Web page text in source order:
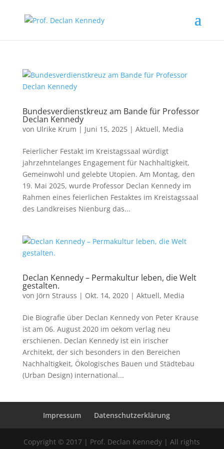
Bundesverdienstkreuz am Bande für Professor
Declan Kennedy
von Ulrike Krum | Juni 15, 2025| Aktuell, Media
Feierlicher Festakt im Kreistagssaal würdigt
jahrzehntelanges Engagement für Nachhaltigkeit,
Gemeinwohl und gelebte Utopien. Am Montag, den
19. Mai 2025, wurde Professor Declan Kennedy im
Rahmen eines feierlichen Festaktes im Kreistagssaal
des Landkreises Nienburg das...
Declan Kennedy – Permakultur leben, die Welt
gestalten.
von Jörn Strauss | Okt. 14, 2020| Aktuell, Media
Die Biografie über Declan Kennedy von Peter Krause
ist am 06. August 2020 im oekom verlag neu
erschienen. Declan Kennedy ist ein irischer
Architekt, der sich besonders in den Bereichen
Nachhaltigkeit, Ökologisches Bauen und Städtebau
(Urban Design) international...
Impressum Datenschutzerklärung
Copyright © 2017 | Prof. Declan Kennedy | All rights